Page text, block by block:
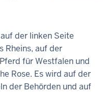
der linken Seite
Rheins, auf der
für Westfalen und
Rose. Es wird auf der
der Behörden und auf